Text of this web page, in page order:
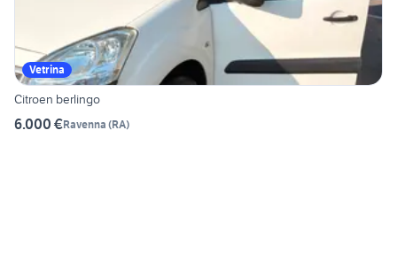
Vetrina
Citroen berlingo
6.000 €Ravenna (RA)